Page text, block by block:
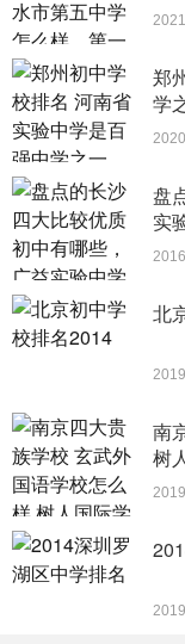
郑州市郑东新区伯
和特色课程，让你
万六千元。
10.贝斯特幼
copyright junzilian.com
出色的双语教学环
孩子可以中西方融
要四万六千元。
郑
学
盘
实
北
南
树